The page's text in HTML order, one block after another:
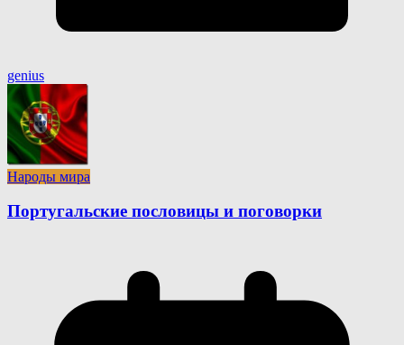
genius
Народы мира
Португальские пословицы и поговорки